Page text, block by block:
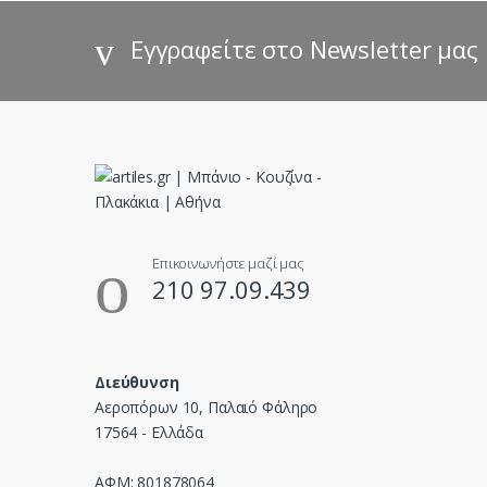
C
Εγγραφείτε στο Newsletter μας
Επικοινωνήστε μαζί μας
210 97.09.439
Διεύθυνση
Αεροπόρων 10, Παλαιό Φάληρο
17564 - Ελλάδα
ΑΦΜ: 801878064